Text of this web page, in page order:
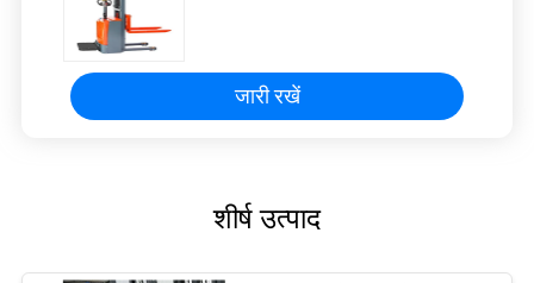
जारी रखें
शीर्ष उत्पाद